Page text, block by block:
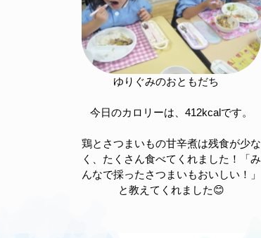
ゆりぐみのおともだち
今日のカロリーは、412kcalです。
鶏とさつまいもの甘辛煮は残食が少な
く、たくさん食べてくれました！「み
んなで採ったさつまいもおいしい！」
と教えてくれました😊